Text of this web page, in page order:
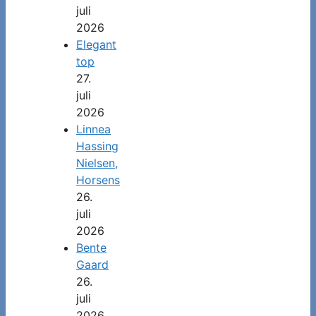
juli
2026
Elegant
top
27.
juli
2026
Linnea
Hassing
Nielsen,
Horsens
26.
juli
2026
Bente
Gaard
26.
juli